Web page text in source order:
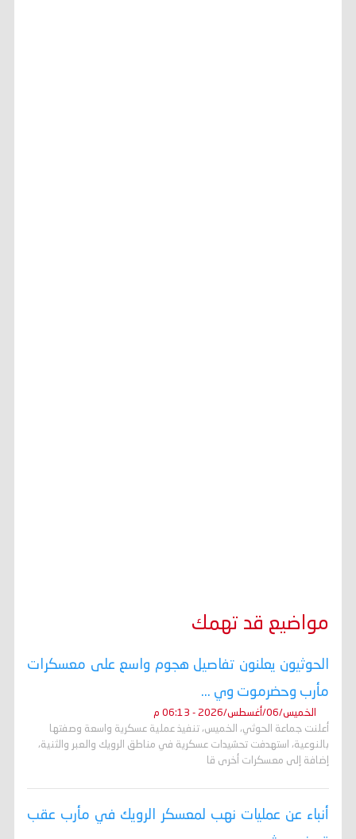
مواضيع قد تهمك
الحوثيون يعلنون تفاصيل هجوم واسع على معسكرات
مأرب وحضرموت وي ...
الخميس/06/أغسطس/2026 - 06:13 م
أعلنت جماعة الحوثي، الخميس، تنفيذ عملية عسكرية واسعة وصفتها
بالنوعية، استهدفت تحشيدات عسكرية في مناطق الرويك والعبر والثنية،
إضافة إلى معسكرات أخرى قا
أنباء عن عمليات نهب لمعسكر الرويك في مأرب عقب